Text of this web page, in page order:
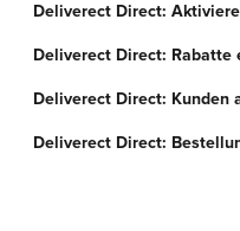
Deliverect Direct:
Deliverect Direct: Kunden